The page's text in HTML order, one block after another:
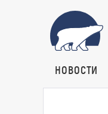
НОВОСТИ